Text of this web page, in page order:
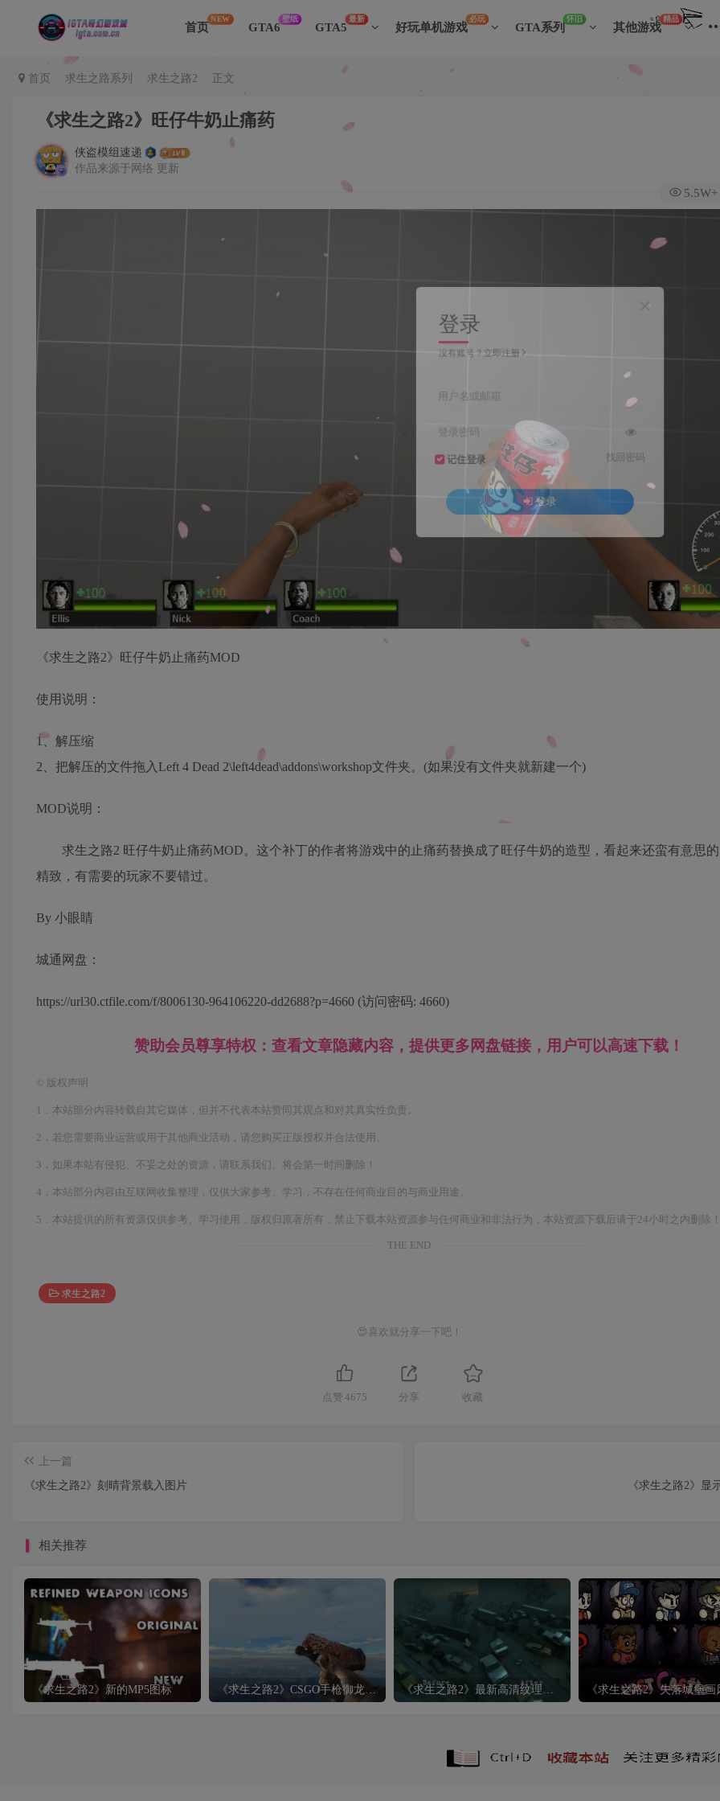
首页
NEW
GTA6
壁纸
GTA5
最新
好玩单机游戏
必玩
GTA系列
怀旧
其他游戏
精品
首页 求生之路系列 求生之路2 正文
《求生之路2》旺仔牛奶止痛药
侠盗模组速递
作品来源于网络 更新
5.5W+
《求生之路2》旺仔牛奶止痛药MOD
使用说明：
1、解压缩
2、把解压的文件拖入Left 4 Dead 2\left4dead\addons\workshop文件夹。(如果没有文件夹就新建一个)
MOD说明：
求生之路2 旺仔牛奶止痛药MOD。这个补丁的作者将游戏中的止痛药替换成了旺仔牛奶的造型，看起来还蛮有意思
精致，有需要的玩家不要错过。
By 小眼睛
城通网盘：
https://url30.ctfile.com/f/8006130-964106220-dd2688?p=4660 (访问密码: 4660)
赞助会员尊享特权：查看文章隐藏内容，提供更多网盘链接，用户可以高速下载！
版权声明
1．本站部分内容转载自其它媒体，但并不代表本站赞同其观点和对其真实性负责。
2．若您需要商业运营或用于其他商业活动，请您购买正版授权并合法使用。
3．如果本站有侵犯、不妥之处的资源，请联系我们。将会第一时间删除！
4．本站部分内容由互联网收集整理，仅供大家参考、学习，不存在任何商业目的与商业用途。
5．本站提供的所有资源仅供参考、学习使用，版权归原著所有，禁止下载本站资源参与任何商业和非法行为，本站资源下载后请于24小时之内删除
THE END
求生之路2
😍喜欢就分享一下吧！
点赞 4675 分享 收藏
上一篇
《求生之路2》刻晴背景载入图片
《求生之路2》显
相关推荐
《求生之路2》新的MP5图标 《求生之路2》CSGO手枪御龙P2000
登录
没有账号？立即注册
用户名或邮箱
登录密码
记住登录 找回密码
登录